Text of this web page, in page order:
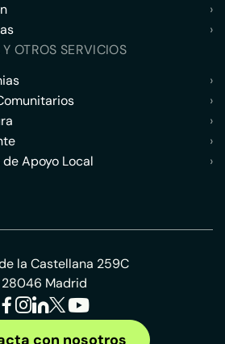
›
›
OTROS SERVICIOS
›
›
›
›
Apoyo Local
›
la Castellana 259C
28046 Madrid
con nosotros